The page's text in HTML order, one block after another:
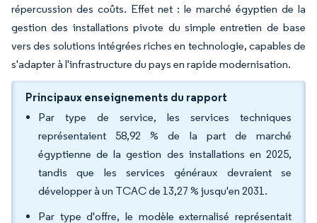
répercussion des coûts. Effet net : le marché égyptien de la
gestion des installations pivote du simple entretien de base
vers des solutions intégrées riches en technologie, capables de
s'adapter à l'infrastructure du pays en rapide modernisation.
Principaux enseignements du rapport
Par type de service, les services techniques
représentaient 58,92 % de la part de marché
égyptienne de la gestion des installations en 2025,
tandis que les services généraux devraient se
développer à un TCAC de 13,27 % jusqu'en 2031.
Par type d'offre, le modèle externalisé représentait